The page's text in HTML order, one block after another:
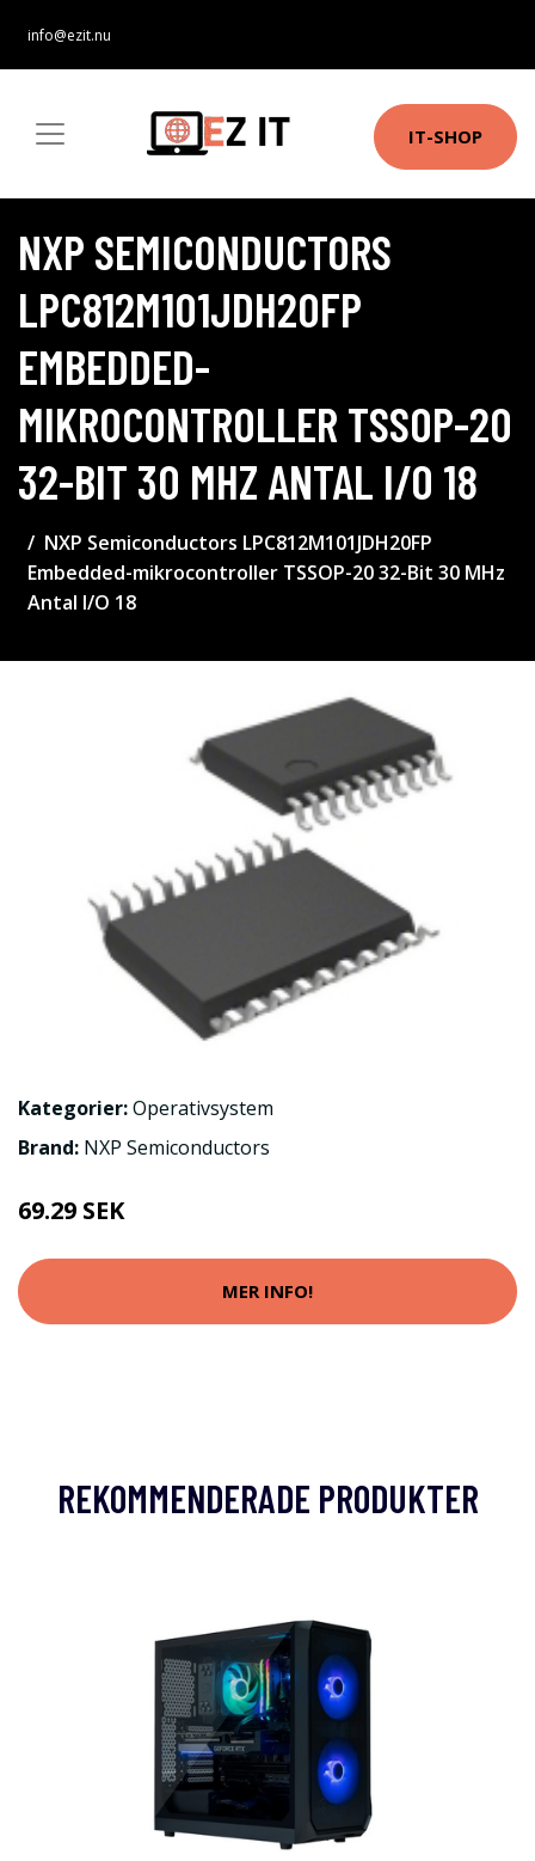
info@ezit.nu
IT-SHOP
NXP SEMICONDUCTORS
LPC812M101JDH20FP
EMBEDDED-
MIKROCONTROLLER TSSOP-20
32-BIT 30 MHZ ANTAL I/O 18
NXP Semiconductors LPC812M101JDH20FP
Embedded-mikrocontroller TSSOP-20 32-Bit 30 MHz
Antal I/O 18
Kategorier:Operativsystem
Brand: NXP Semiconductors
69.29 SEK
MER INFO!
REKOMMENDERADE PRODUKTER